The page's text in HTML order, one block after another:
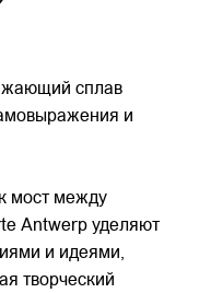
сплав
и
мост между
Antwerp уделяют
и идеями,
творческий